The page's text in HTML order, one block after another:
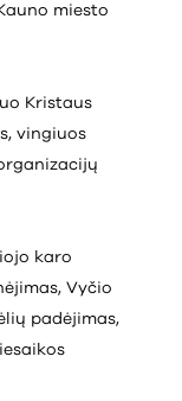
miesto
Kristaus
vingiuos
karo
Vyčio
padėjimas,